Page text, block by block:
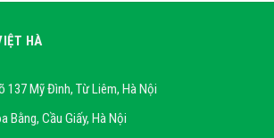
HÀ
137 Mỹ Đình, Từ Liêm, Hà Nội
Bằng, Cầu Giấy, Hà Nội